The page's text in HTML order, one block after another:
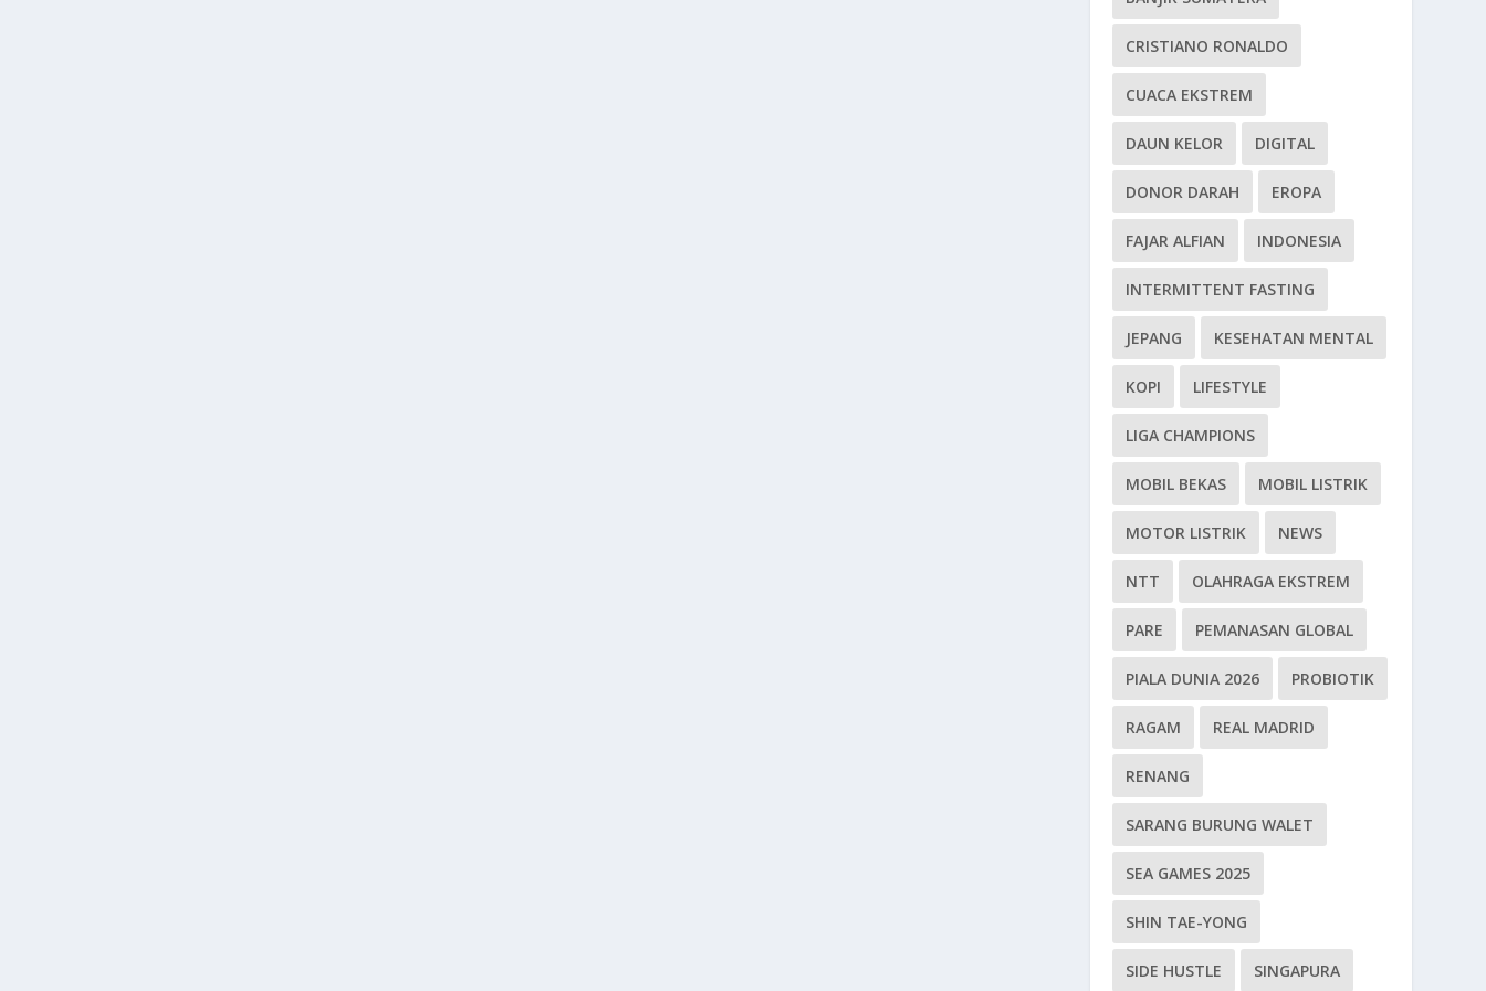
CRISTIANO RONALDO
CUACA EKSTREM
DAUN KELOR DIGITAL
DONOR DARAH EROPA
FAJAR ALFIAN INDONESIA
INTERMITTENT FASTING
JEPANG KESEHATAN MENTAL
KOPI LIFESTYLE
LIGA CHAMPIONS
MOBIL BEKAS MOBIL LISTRIK
MOTOR LISTRIK NEWS
NTT OLAHRAGA EKSTREM
PARE PEMANASAN GLOBAL
PIALA DUNIA 2026 PROBIOTIK
RAGAM REAL MADRID
RENANG
SARANG BURUNG WALET
SEA GAMES 2025
SHIN TAE-YONG
SIDE HUSTLE SINGAPURA